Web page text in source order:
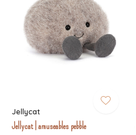
Jellycat
Jellycat | amuseables pebble